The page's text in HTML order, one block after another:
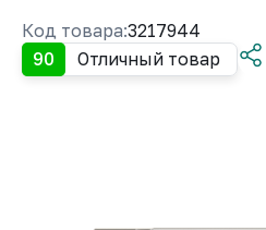
90 Отличный товар
Код товара:3217944